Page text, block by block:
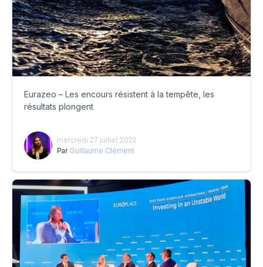
Eurazeo – Les encours résistent à la tempête, les
résultats plongent
mercredi 27 juillet 2022
Par Guillaume Clément